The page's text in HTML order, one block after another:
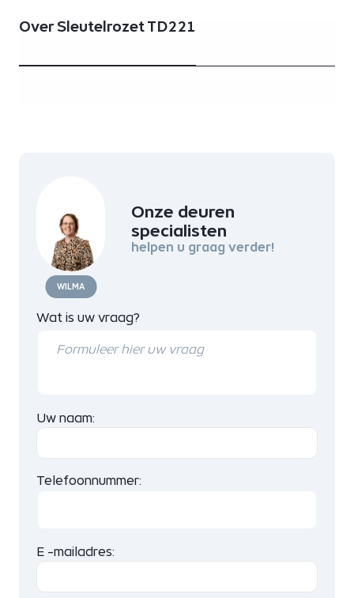
Over Sleutelrozet TD221
WILMA
Onze deuren
specialisten
helpen u graag verder!
Wat is uw vraag?
Uw naam:
Telefoonnummer:
E -mailadres: